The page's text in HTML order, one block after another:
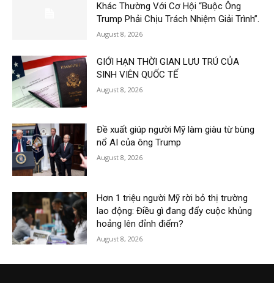
Khác Thường Với Cơ Hội “Buộc Ông
Trump Phải Chịu Trách Nhiệm Giải Trình”.
August 8, 2026
GIỚI HẠN THỜI GIAN LƯU TRÚ CỦA
SINH VIÊN QUỐC TẾ
August 8, 2026
Đề xuất giúp người Mỹ làm giàu từ bùng
nổ AI của ông Trump
August 8, 2026
Hơn 1 triệu người Mỹ rời bỏ thị trường
lao động: Điều gì đang đẩy cuộc khủng
hoảng lên đỉnh điểm?
August 8, 2026